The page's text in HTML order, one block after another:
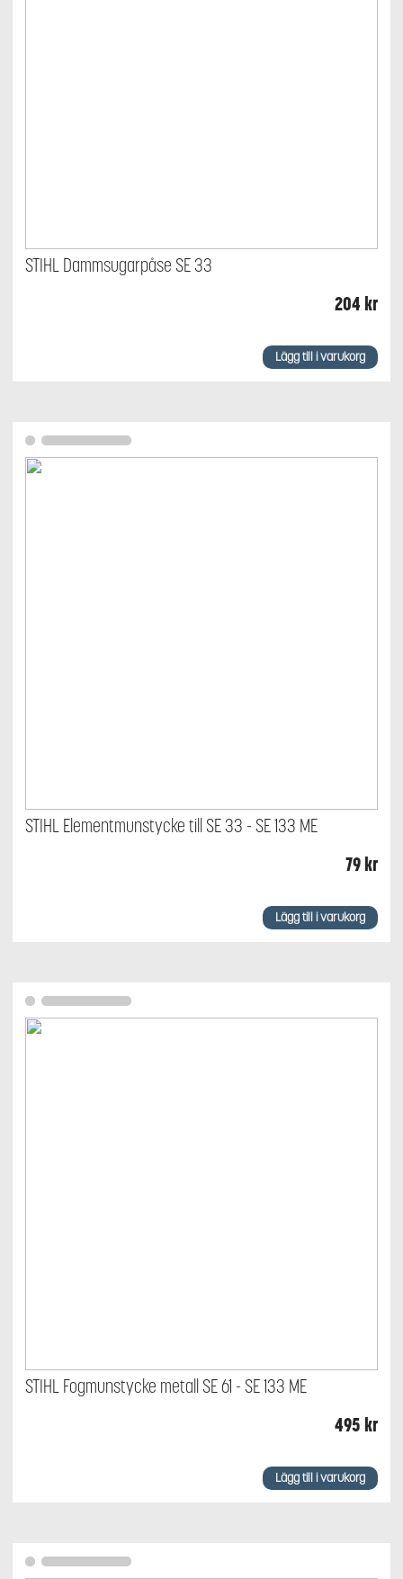
STIHL Dammsugarpåse SE 33
204 kr
Lägg till i varukorg
STIHL Elementmunstycke till SE 33 - SE 133 ME
79kr
Lägg till i varukorg
STIHL Fogmunstycke metall SE 61 - SE 133 ME
495 kr
Lägg till i varukorg